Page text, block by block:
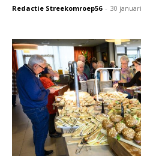
Redactie Streekomroep56 - 30